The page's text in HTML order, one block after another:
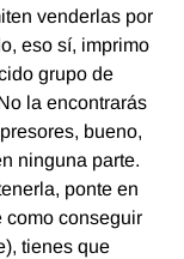
venderlas por
eso sí, imprimo
grupo de
la encontrarás
bueno,
ninguna parte.
ponte en
como conseguir
tienes que